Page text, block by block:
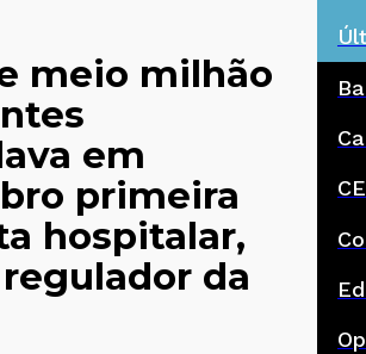
meio milhão
em
primeira
hospitalar,
da